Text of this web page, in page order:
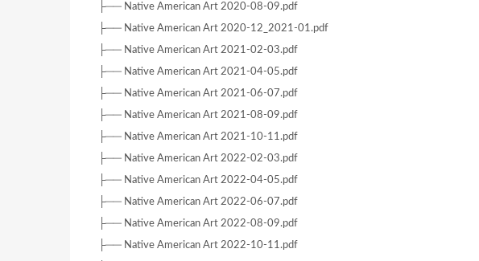
├── Native American Art 2020-08-09.pdf
├── Native American Art 2020-12_2021-01.pdf
├── Native American Art 2021-02-03.pdf
├── Native American Art 2021-04-05.pdf
├── Native American Art 2021-06-07.pdf
├── Native American Art 2021-08-09.pdf
├── Native American Art 2021-10-11.pdf
├── Native American Art 2022-02-03.pdf
├── Native American Art 2022-04-05.pdf
├── Native American Art 2022-06-07.pdf
├── Native American Art 2022-08-09.pdf
├── Native American Art 2022-10-11.pdf